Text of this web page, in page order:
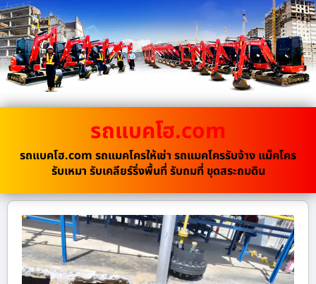
รถแบคโฮ.com
รถแบคโฮ.com รถแมคโครให้เช่า รถแมคโครรับจ้าง แม็คโคร
รับเหมา รับเคลียร์ริ่งพื้นที่ รับถมที่ ขุดสระถมดิน